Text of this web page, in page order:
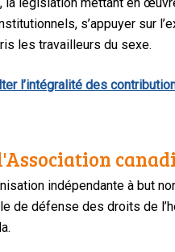
s’appuyer sur
les travailleurs du sexe.
l’intégralité des
indépendante à but
de défense des droits de